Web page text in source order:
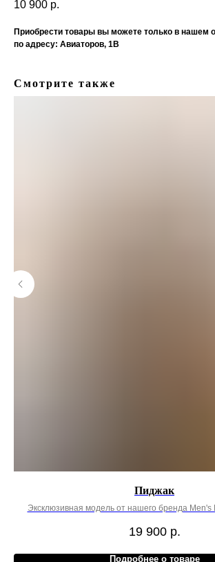
10 900 р.
Приобрести товары вы можете только в нашем
по адресу: Авиаторов, 1В
Смотрите также
Пиджак
Эксклюзивная модель от нашего бренда Men's
19 900 р.
Подробнее о товаре